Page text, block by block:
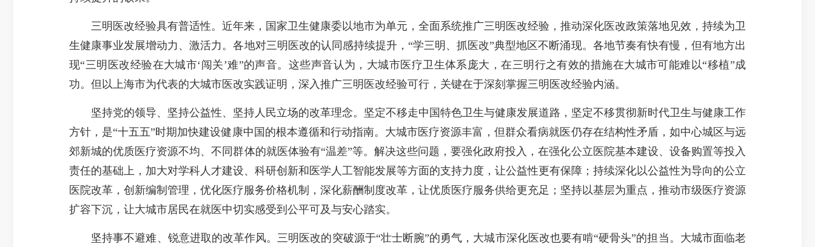
三明医改经验具有普适性。近年来，国家卫生健康委以地市为单元，全面系统推广三明医改经验，推动深化医改政策落地见效，持续为卫
生健康事业发展增动力、激活力。各地对三明医改的认同感持续提升，“学三明、抓医改”典型地区不断涌现。各地节奏有快有慢，但有地方出
现“三明医改经验在大城市‘闯关’难”的声音。这些声音认为，大城市医疗卫生体系庞大，在三明行之有效的措施在大城市可能难以“移植”成
功。但以上海市为代表的大城市医改实践证明，深入推广三明医改经验可行，关键在于深刻掌握三明医改经验内涵。
坚持党的领导、坚持公益性、坚持人民立场的改革理念。坚定不移走中国特色卫生与健康发展道路，坚定不移贯彻新时代卫生与健康工作
方针，是“十五五”时期加快建设健康中国的根本遵循和行动指南。大城市医疗资源丰富，但群众看病就医仍存在结构性矛盾，如中心城区与远
郊新城的优质医疗资源不均、不同群体的就医体验有“温差”等。解决这些问题，要强化政府投入，在强化公立医院基本建设、设备购置等投入
责任的基础上，加大对学科人才建设、科研创新和医学人工智能发展等方面的支持力度，让公益性更有保障；持续深化以公益性为导向的公立
医院改革，创新编制管理，优化医疗服务价格机制，深化薪酬制度改革，让优质医疗服务供给更充足；坚持以基层为重点，推动市级医疗资源
扩容下沉，让大城市居民在就医中切实感受到公平可及与安心踏实。
坚持事不避难、锐意进取的改革作风。三明医改的突破源于“壮士断腕”的勇气，大城市深化医改也要有啃“硬骨头”的担当。大城市面临老